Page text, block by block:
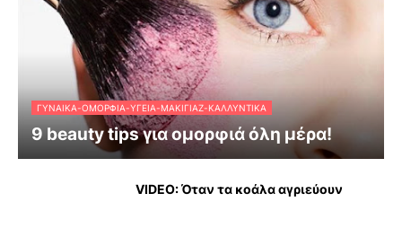
ΓΥΝΑΊΚΑ-ΟΜΟΡΦΙΆ-ΥΓΕΊΑ-ΜΑΚΙΓΙΆΖ-ΚΑΛΛΥΝΤΙΚΆ
9 beauty tips για ομορφιά όλη μέρα!
VIDEO: Όταν τα κοάλα αγριεύουν